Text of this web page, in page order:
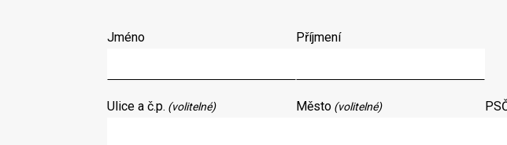
Jméno Příjmení
Ulice a č.p. (volitelné) Město (volitelné)